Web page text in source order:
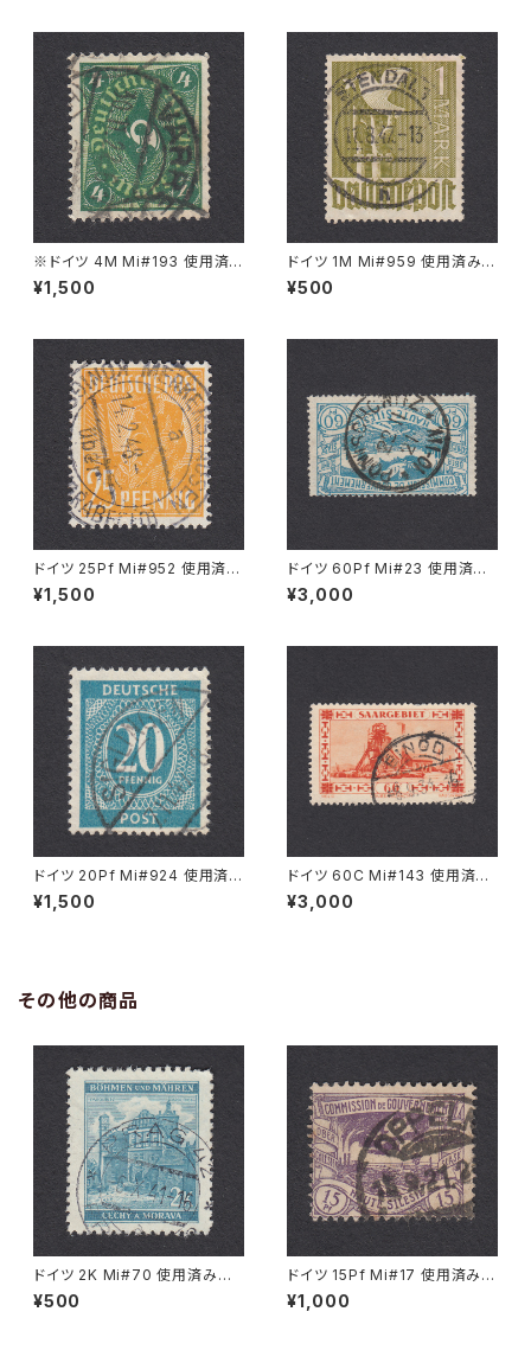
※ドイツ 4M Mi#193 使用済
み切手｜VARREL 30.11.1922
¥1,500
ドイツ 1M Mi#959 使用済み切
手｜STENDAL 11.8.1947
¥500
ドイツ 25Pf Mi#952 使用済み
切手｜MERKERSHAUSEN 14.
2.1948
¥1,500
ドイツ 60Pf Mi#23 使用済み
切手｜PONISCHOWITZ 22.1
1.1921
¥3,000
ドイツ 20Pf Mi#924 使用済み
切手｜SIGLINGEN 7.11.1947
¥1,500
ドイツ 60C Mi#143 使用済み
切手｜EINÖD 8.9.1934
¥3,000
その他の商品
ドイツ 2K Mi#70 使用済み切
手｜PRAG 6.X.1941
¥500
ドイツ 15Pf Mi#17 使用済み切
手｜OPPELN 15.9.1921
¥1,000